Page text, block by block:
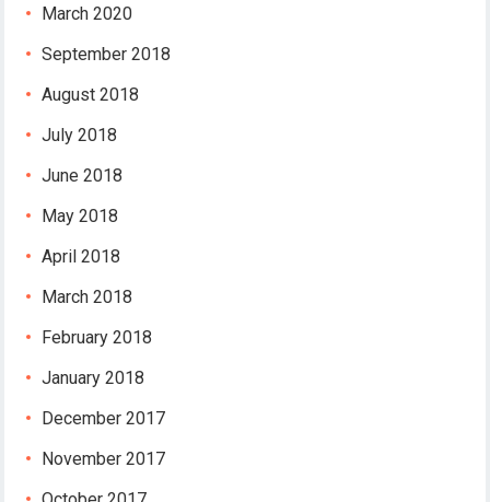
escort
giriş
giriş
giriş
güncel giriş
giriş
giriş
March 2020
September 2018
August 2018
July 2018
June 2018
May 2018
April 2018
March 2018
February 2018
January 2018
December 2017
November 2017